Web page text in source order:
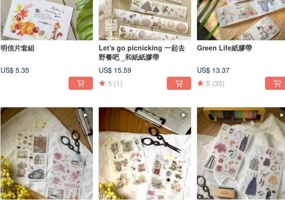
明信片套組
US$ 5.35
Let's go picnicking 一起去
野餐吧 _和紙紙膠帶
US$ 15.59
5 (1)
Green Life紙膠帶
US$ 13.37
5 (35)